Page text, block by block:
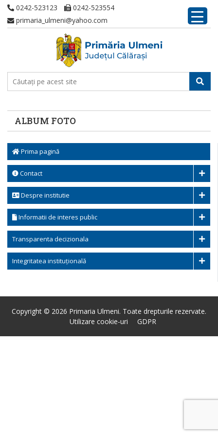
0242-523123
0242-523554
primaria_ulmeni@yahoo.com
ALBUM FOTO
Prima pagină
Contact
Despre institutie
Informatii de interes public
Transparenta decizionala
Integritatea instituțională
Copyright © 2026 Primaria Ulmeni. Toate drepturile rezervate.
Utilizare cookie-uri
GDPR